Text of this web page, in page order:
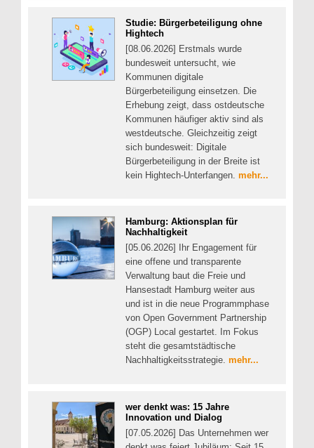
Studie: Bürgerbeteiligung ohne
Hightech
[08.06.2026] Erstmals wurde
bundesweit untersucht, wie
Kommunen digitale
Bürgerbeteiligung einsetzen. Die
Erhebung zeigt, dass ostdeutsche
Kommunen häufiger aktiv sind als
westdeutsche. Gleichzeitig zeigt
sich bundesweit: Digitale
Bürgerbeteiligung in der Breite ist
kein Hightech-Unterfangen. mehr...
Hamburg: Aktionsplan für
Nachhaltigkeit
[05.06.2026] Ihr Engagement für
eine offene und transparente
Verwaltung baut die Freie und
Hansestadt Hamburg weiter aus
und ist in die neue Programmphase
von Open Government Partnership
(OGP) Local gestartet. Im Fokus
steht die gesamtstädtische
Nachhaltigkeitsstrategie. mehr...
wer denkt was: 15 Jahre
Innovation und Dialog
[07.05.2026] Das Unternehmen wer